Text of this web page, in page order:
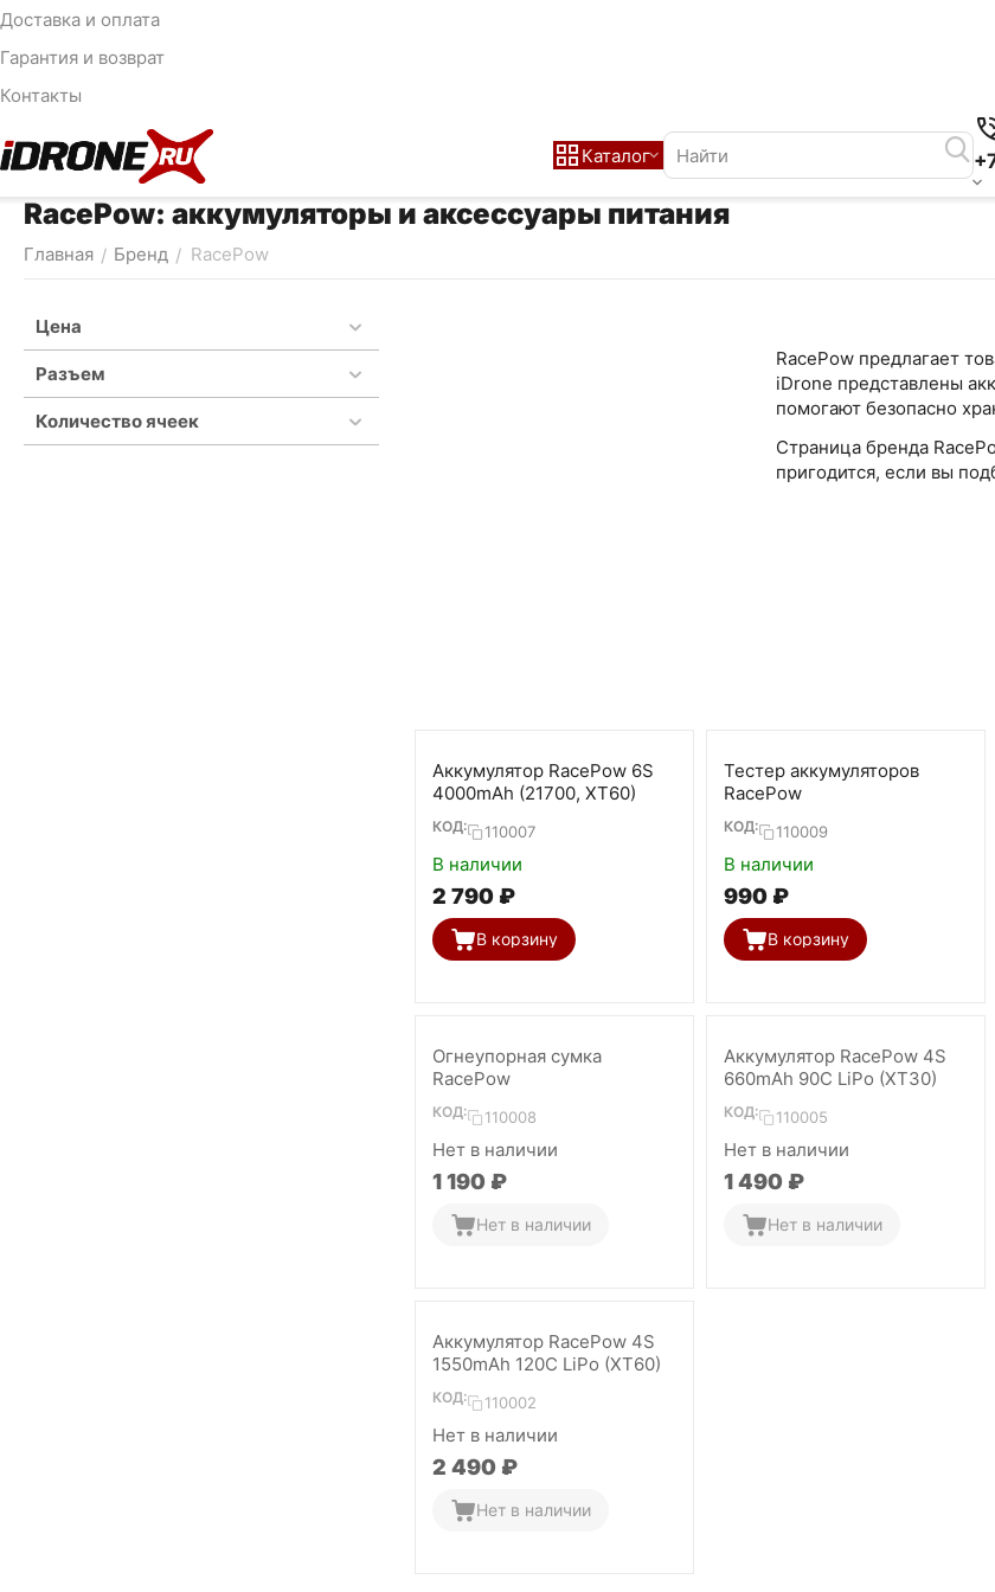
Доставка и оплата
Гарантия и возврат
Контакты
Каталог
RacePow: аккумуляторы и аксессуары питания
Главная / Бренд / RacePow
Цена
Разъем
Количество ячеек
RacePow предлагает
iDrone представлены
помогают безопасно
Страница бренда
пригодится, если вы
Аккумулятор RacePow 6S
4000mAh (21700, XT60)
КОД: 110007
В наличии
2 790 ₽
В корзину
Тестер аккумуляторов
RacePow
КОД: 110009
В наличии
‍990‍ ₽
В корзину
Огнеупорная сумка
RacePow
КОД: 110008
Нет в наличии
1 190 ₽
Нет в наличии
Аккумулятор RacePow 4S
660mAh 90C LiPo (XT30)
КОД: 110005
Нет в наличии
1 490 ₽
Нет в наличии
Аккумулятор RacePow 4S
1550mAh 120C LiPo (XT60)
КОД: 110002
Нет в наличии
2 490 ₽
Нет в наличии